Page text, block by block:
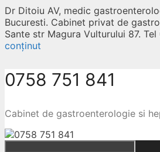
Dr Ditoiu AV, medic
Bucuresti. Cabinet privat de
Sante str Magura Vulturului 87. Tel
conținut
0758 751 841
Cabinet de gastroenterologie si